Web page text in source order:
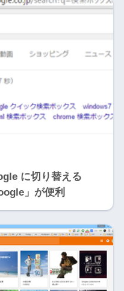
に切り替える
」が便利